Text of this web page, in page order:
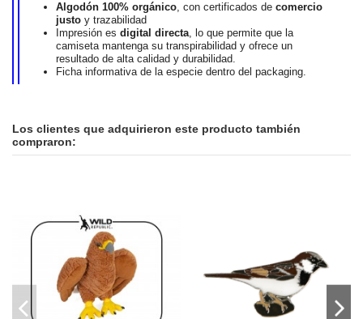
Algodón 100% orgánico, con certificados de comercio
justoy trazabilidad
Impresión es digital directa, lo que permite que la
camiseta mantenga su transpirabilidad y ofrece un
resultado de alta calidad y durabilidad.
Ficha informativa de la especie dentro del packaging.
Los clientes que adquirieron este producto también
compraron: